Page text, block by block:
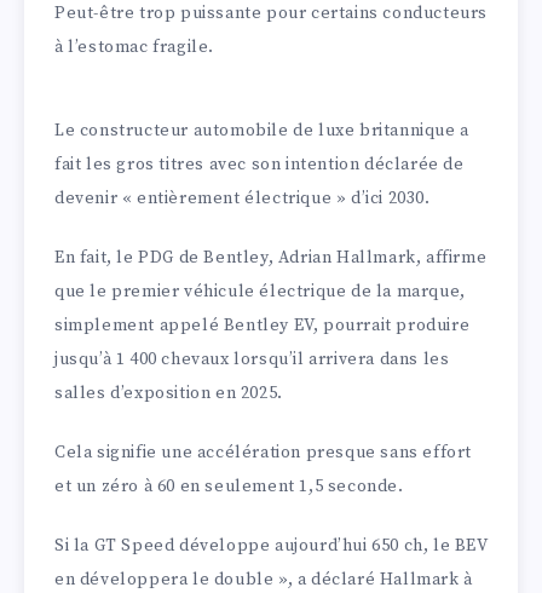
Peut-être trop puissante pour certains conducteurs
à l’estomac fragile.
Le constructeur automobile de luxe britannique a
fait les gros titres avec son intention déclarée de
devenir « entièrement électrique » d’ici 2030.
En fait, le PDG de Bentley, Adrian Hallmark, affirme
que le premier véhicule électrique de la marque,
simplement appelé Bentley EV, pourrait produire
jusqu’à 1 400 chevaux lorsqu’il arrivera dans les
salles d’exposition en 2025.
Cela signifie une accélération presque sans effort
et un zéro à 60 en seulement 1,5 seconde.
Si la GT Speed développe aujourd’hui 650 ch, le BEV
en développera le double », a déclaré Hallmark à